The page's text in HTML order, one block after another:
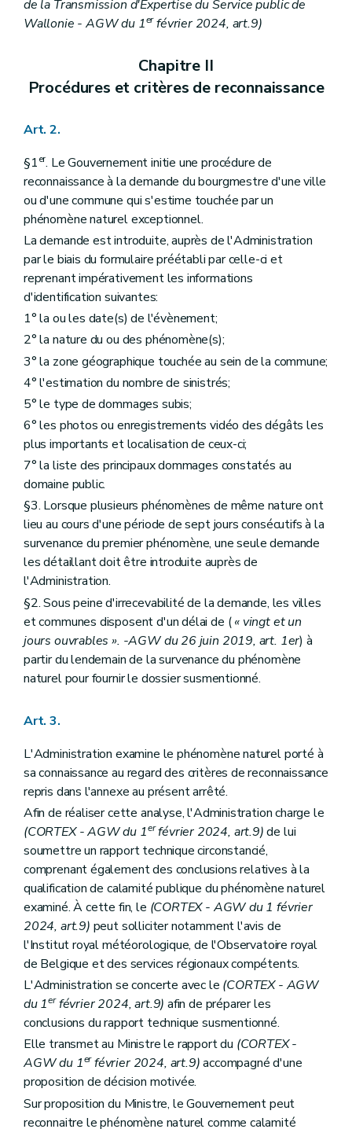
de la Transmission d'Expertise du Service public de
Wallonie - AGW du 1erfévrier 2024, art.9)
Chapitre II
Procédures et critères de reconnaissance
Art. 2.
§1er. Le Gouvernement initie une procédure de
reconnaissance à la demande du bourgmestre d'une ville
ou d'une commune qui s'estime touchée par un
phénomène naturel exceptionnel.
La demande est introduite, auprès de l'Administration
par le biais du formulaire préétabli par celle-ci et
reprenant impérativement les informations
d'identification suivantes:
1° la ou les date(s) de l'évènement;
2° la nature du ou des phénomène(s);
3° la zone géographique touchée au sein de la commune;
4° l'estimation du nombre de sinistrés;
5° le type de dommages subis;
6° les photos ou enregistrements vidéo des dégâts les
plus importants et localisation de ceux-ci;
7° la liste des principaux dommages constatés au
domaine public.
§3. Lorsque plusieurs phénomènes de même nature ont
lieu au cours d'une période de sept jours consécutifs à la
survenance du premier phénomène, une seule demande
les détaillant doit être introduite auprès de
l'Administration.
§2. Sous peine d'irrecevabilité de la demande, les villes
et communes disposent d'un délai de (« vingt et un
jours ouvrables ». -AGW du 26 juin 2019, art. 1er) à
partir du lendemain de la survenance du phénomène
naturel pour fournir le dossier susmentionné.
Art. 3.
L'Administration examine le phénomène naturel porté à
sa connaissance au regard des critères de reconnaissance
repris dans l'annexe au présent arrêté.
Afin de réaliser cette analyse, l'Administration charge le
(CORTEX - AGW du 1erfévrier 2024, art.9)de lui
soumettre un rapport technique circonstancié,
comprenant également des conclusions relatives à la
qualification de calamité publique du phénomène naturel
examiné. À cette fin, le (CORTEX - AGW du 1 février
2024, art.9) peut solliciter notamment l'avis de
l'Institut royal météorologique, de l'Observatoire royal
de Belgique et des services régionaux compétents.
L'Administration se concerte avec le (CORTEX - AGW
du 1erfévrier 2024, art.9) afin de préparer les
conclusions du rapport technique susmentionné.
Elle transmet au Ministre le rapport du (CORTEX -
AGW du 1erfévrier 2024, art.9)accompagné d'une
proposition de décision motivée.
Sur proposition du Ministre, le Gouvernement peut
reconnaitre le phénomène naturel comme calamité